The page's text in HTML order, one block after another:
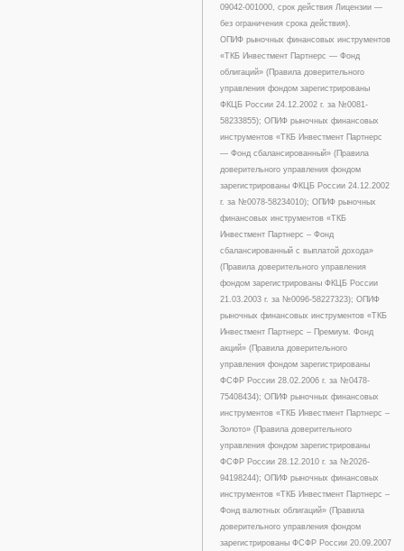
09042-001000, срок действия Лицензии —
без ограничения срока действия).
ОПИФ рыночных финансовых инструментов
«ТКБ Инвестмент Партнерс — Фонд
облигаций» (Правила доверительного
управления фондом зарегистрированы
ФКЦБ России 24.12.2002 г. за №0081-
58233855); ОПИФ рыночных финансовых
инструментов «ТКБ Инвестмент Партнерс
— Фонд сбалансированный» (Правила
доверительного управления фондом
зарегистрированы ФКЦБ России 24.12.2002
г. за №0078-58234010); ОПИФ рыночных
финансовых инструментов «ТКБ
Инвестмент Партнерс – Фонд
сбалансированный с выплатой дохода»
(Правила доверительного управления
фондом зарегистрированы ФКЦБ России
21.03.2003 г. за №0096-58227323); ОПИФ
рыночных финансовых инструментов «ТКБ
Инвестмент Партнерс – Премиум. Фонд
акций» (Правила доверительного
управления фондом зарегистрированы
ФСФР России 28.02.2006 г. за №0478-
75408434); ОПИФ рыночных финансовых
инструментов «ТКБ Инвестмент Партнерс –
Золото» (Правила доверительного
управления фондом зарегистрированы
ФСФР России 28.12.2010 г. за №2026-
94198244); ОПИФ рыночных финансовых
инструментов «ТКБ Инвестмент Партнерс –
Фонд валютных облигаций» (Правила
доверительного управления фондом
зарегистрированы ФСФР России 20.09.2007